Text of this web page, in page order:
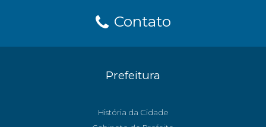
Contato
Prefeitura
História da Cidade